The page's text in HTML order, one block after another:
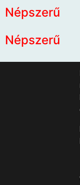
Népszerű
Népszerű